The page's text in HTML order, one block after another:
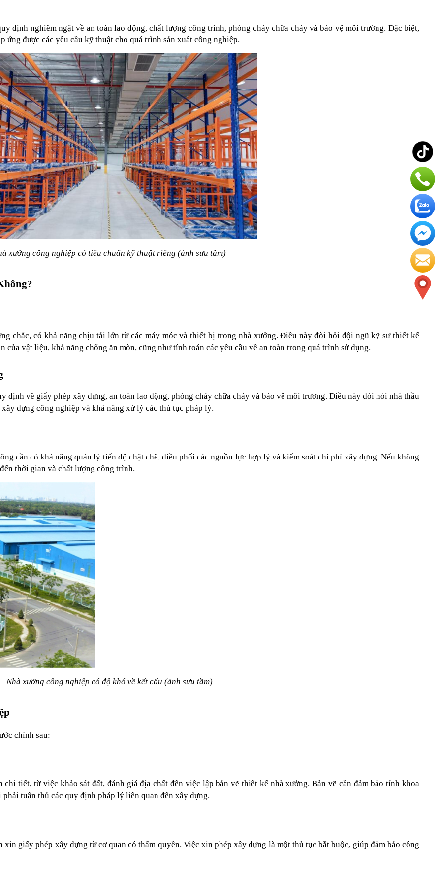
định nghiêm ngặt về an toàn lao động, chất lượng công trình, phòng cháy chữa cháy và bảo vệ môi trường. Đặc biệt,
được các yêu cầu kỹ thuật cho quá trình sản xuất công nghiệp.
xưởng công nghiệp có tiêu chuẩn kỹ thuật riêng (ảnh sưu tầm)
chắc, có khả năng chịu tải lớn từ các máy móc và thiết bị trong nhà xưởng. Điều này đòi hỏi đội ngũ kỹ sư thiết kế
vật liệu, khả năng chống ăn mòn, cũng như tính toán các yêu cầu về an toàn trong quá trình sử dụng.
định về giấy phép xây dựng, an toàn lao động, phòng cháy chữa cháy và bảo vệ môi trường. Điều này đòi hỏi nhà thầu
dựng công nghiệp và khả năng xử lý các thủ tục pháp lý.
cần có khả năng quản lý tiến độ chặt chẽ, điều phối các nguồn lực hợp lý và kiểm soát chi phí xây dựng. Nếu không
thời gian và chất lượng công trình.
Nhà xưởng công nghiệp có độ khó về kết cấu (ảnh sưu tầm)
chính sau:
tiết, từ việc khảo sát đất, đánh giá địa chất đến việc lập bản vẽ thiết kế nhà xưởng. Bản vẽ cần đảm bảo tính khoa
tuân thủ các quy định pháp lý liên quan đến xây dựng.
xin giấy phép xây dựng từ cơ quan có thẩm quyền. Việc xin phép xây dựng là một thủ tục bắt buộc, giúp đảm bảo công